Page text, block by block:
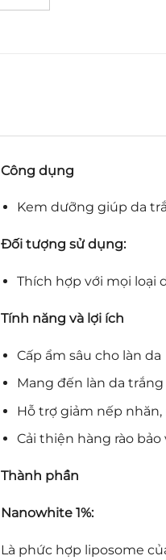
Công dụng
Kem dưỡng giúp da
Đối tượng sử dụng:
Thích hợp với mọi loại
Tính năng và lợi ích
Cấp ẩm sâu cho làn da
Mang đến làn da trắng
Hỗ trợ giảm nếp
Cải thiện hàng rào bảo
Thành phần
Nanowhite 1%:
Là phức hợp liposome